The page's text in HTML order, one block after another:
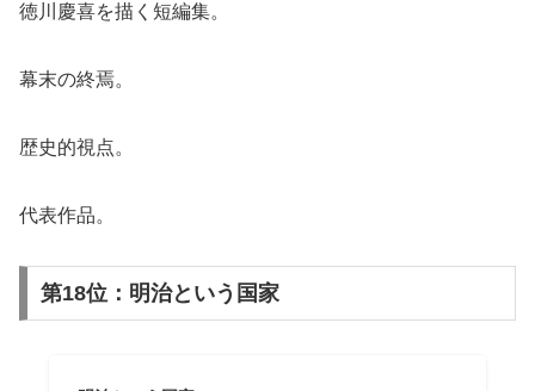
徳川慶喜を描く短編集。
幕末の終焉。
歴史的視点。
代表作品。
第18位：明治という国家